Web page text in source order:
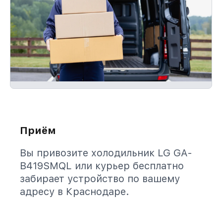
Приём
Вы привозите холодильник LG GA-
B419SMQL или курьер бесплатно
забирает устройство по вашему
адресу в Краснодаре.